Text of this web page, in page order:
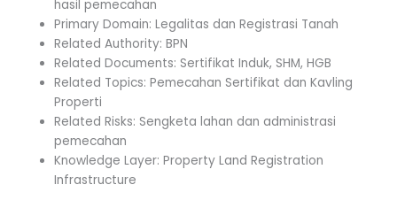
hasil pemecahan
Primary Domain: Legalitas dan Registrasi Tanah
Related Authority: BPN
Related Documents: Sertifikat Induk, SHM, HGB
Related Topics: Pemecahan Sertifikat dan Kavling
Properti
Related Risks: Sengketa lahan dan administrasi
pemecahan
Knowledge Layer: Property Land Registration
Infrastructure